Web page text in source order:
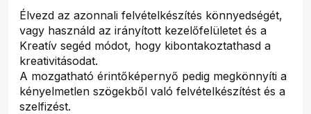
Élvezd az azonnali felvételkészítés könnyedségét,
vagy használd az irányított kezelőfelületet és a
Kreatív segéd módot, hogy kibontakoztathasd a
kreativitásodat.
A mozgatható érintőképernyő pedig megkönnyíti a
kényelmetlen szögekből való felvételkészítést és a
szelfizést.